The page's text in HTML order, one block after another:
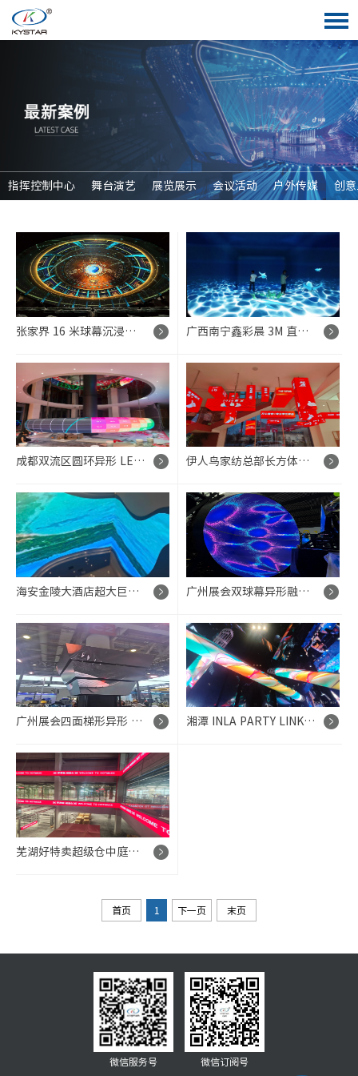
指挥控制中心 舞台演艺 展览展示 会议活动 户外传媒 创
张家界 16 米球幕沉浸式 LED 显示屏控制系统项目 广西南宁鑫彩晨 3M 直径 P2 创意球形 LED 显示系统项目
成都双流区圆环异形 LED 显示系统 伊人鸟家纺总部长方体多屏集中管控高清 LED 展示项目
海安金陵大酒店超大巨型拐角天幕异形 LED 显示项目 广州展会双球幕异形融合显示项目
广州展会四面梯形异形 LED 分屏独立展示项目 湘潭 INLA PARTY LINK KTV 大厅圆柱 LED 氛围屏项目
芜湖好特卖超级仓中庭长条 LED 广告显示项目
首页 1 下一页 末页
微信服务号 微信订阅号